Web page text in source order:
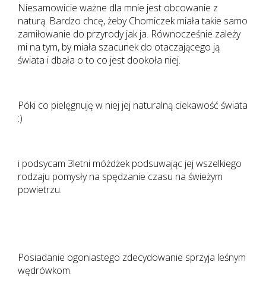
Niesamowicie ważne dla mnie jest obcowanie z
naturą. Bardzo chcę, żeby Chomiczek miała takie samo
zamiłowanie do przyrody jak ja. Równocześnie zależy
mi na tym, by miała szacunek do otaczającego ją
świata i dbała o to co jest dookoła niej.
Póki co pielęgnuję w niej jej naturalną ciekawość świata
:)
i podsycam 3letni móżdżek podsuwając jej wszelkiego
rodzaju pomysły na spędzanie czasu na świeżym
powietrzu.
Posiadanie ogoniastego zdecydowanie sprzyja leśnym
wędrówkom.